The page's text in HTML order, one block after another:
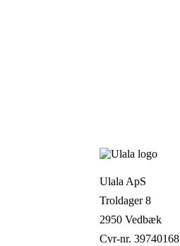
Ulala ApS
Troldager 8
2950 Vedbæk
Cvr-nr. 39740168